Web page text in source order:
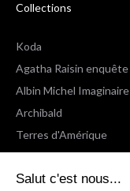
Salut c'est nous...
Collections
Koda
Agatha Raisin enquête
Albin Michel Imaginaire
Archibald
Terres d'Amérique
Espaces Libres Poche
NOX